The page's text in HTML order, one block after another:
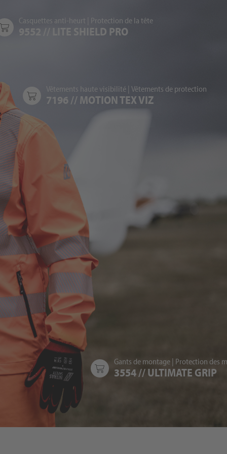
Casquettes anti-heurt Protection de la tête
9552 // LITE SHIELD PRO
Vêtements haute visibilité | Vêtements de protection
7196 // MOTION TEX VIZ
Gants de montage | Protection des
3554 // ULTIMATE GRIP